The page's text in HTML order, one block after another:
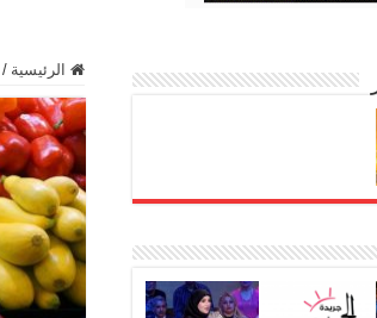
الرئيسية /